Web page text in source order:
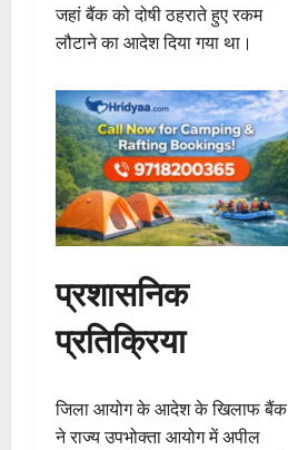
जहां बैंक को दोषी ठहराते हुए रकम
लौटाने का आदेश दिया गया था।
प्रशासनिक
प्रतिक्रिया
जिला आयोग के आदेश के खिलाफ बैंक
ने राज्य उपभोक्ता आयोग में अपील